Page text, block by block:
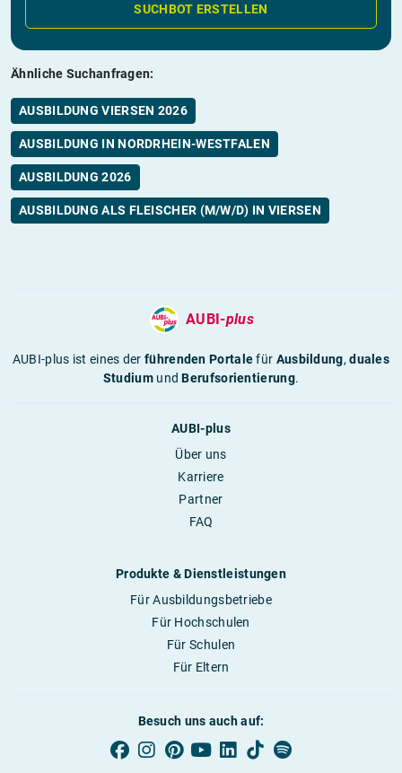
SUCHBOT ERSTELLEN
Ähnliche Suchanfragen:
AUSBILDUNG VIERSEN 2026
AUSBILDUNG IN NORDRHEIN-WESTFALEN
AUSBILDUNG 2026
AUSBILDUNG ALS FLEISCHER (M/W/D) IN VIERSEN
AUBI-plus
AUBI-plus ist eines derführenden Portalefür Ausbildung,duales
StudiumundBerufsorientierung.
AUBI-plus
Über uns
Karriere
Partner
FAQ
Produkte & Dienstleistungen
Für Ausbildungsbetriebe
Für Hochschulen
Für Schulen
Für Eltern
Besuch uns auch auf: